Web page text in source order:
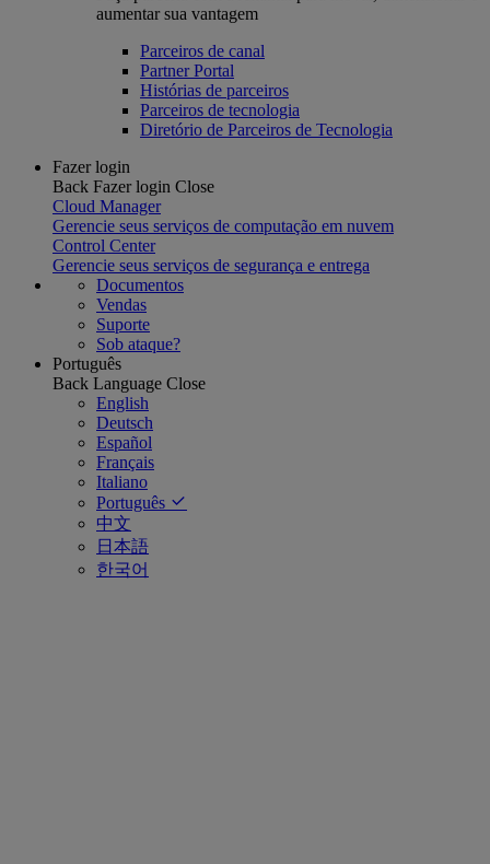
aumentar sua vantagem
Parceiros de canal
Partner Portal
Histórias de parceiros
Parceiros de tecnologia
Diretório de Parceiros de Tecnologia
Fazer login
Back Fazer login Close
Cloud Manager
Gerencie seus serviços de computação em nuvem
Control Center
Gerencie seus serviços de segurança e entrega
Documentos
Vendas
Suporte
Sob ataque?
Português
Back Language Close
English
Deutsch
Español
Français
Italiano
Português
中文
日本語
한국어